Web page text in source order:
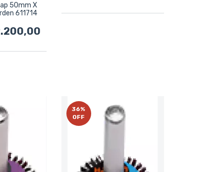
50mm X
611714
36%
OFF